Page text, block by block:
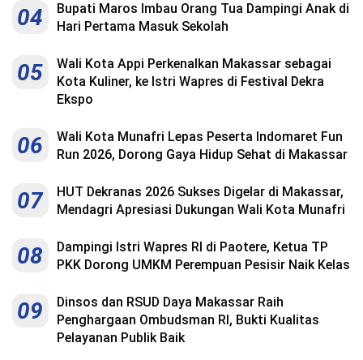
©
Indonesia
Reserve
04
Bupati Maros Imbau Orang Tua Dampingi Anak di
Hari Pertama Masuk Sekolah
05
Wali Kota Appi Perkenalkan Makassar sebagai
Kota Kuliner, ke Istri Wapres di Festival Dekra
Ekspo
06
Wali Kota Munafri Lepas Peserta Indomaret Fun
Run 2026, Dorong Gaya Hidup Sehat di Makassar
07
HUT Dekranas 2026 Sukses Digelar di Makassar,
Mendagri Apresiasi Dukungan Wali Kota Munafri
08
Dampingi Istri Wapres RI di Paotere, Ketua TP
PKK Dorong UMKM Perempuan Pesisir Naik Kelas
09
Dinsos dan RSUD Daya Makassar Raih
Penghargaan Ombudsman RI, Bukti Kualitas
Pelayanan Publik Baik